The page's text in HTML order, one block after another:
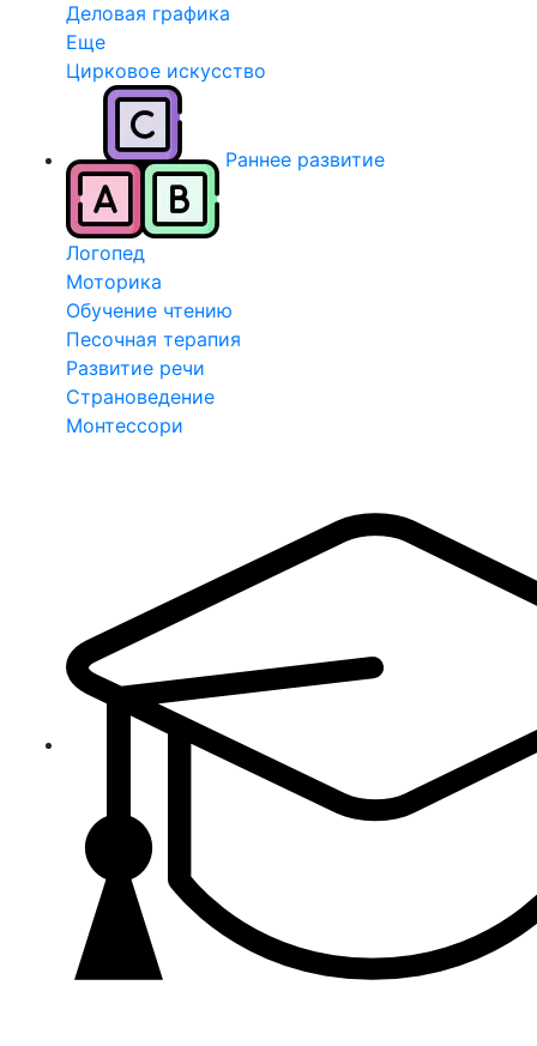
Деловая графика
Еще
Цирковое искусство
Раннее развитие
Логопед
Моторика
Обучение чтению
Песочная терапия
Развитие речи
Страноведение
Монтессори